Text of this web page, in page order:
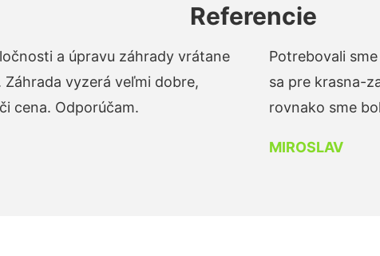
Referencie
a úpravu záhrady vrátane
vyzerá veľmi dobre,
cena. Odporúčam.
Potrebovali
sa pre krasna-
rovnako sme
MIROSLAV